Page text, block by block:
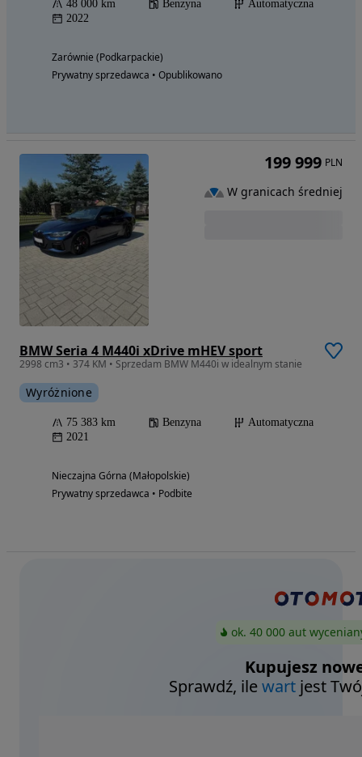
48 000 km Benzyna
Automatyczna
2022
Zarównie (Podkarpackie)
Prywatny sprzedawca • Opublikowano
BMW Seria 4 M440i xDrive mHEV sport
2998 cm3 • 374 KM • Sprzedam BMW M440i w idealnym stanie
Wyróżnione
75 383 km Benzyna
Automatyczna
2021
Nieczajna Górna (Małopolskie)
Prywatny sprzedawca • Podbite
199 999 PLN
W granicach średniej
ok. 40 000 aut
Kupujesz
Sprawdź, ilewart jest